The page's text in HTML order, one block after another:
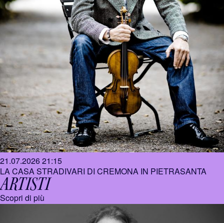
21.07.2026 21:15
LA CASA STRADIVARI DI CREMONA IN PIETRASANTA
ARTISTI
Scopri di più